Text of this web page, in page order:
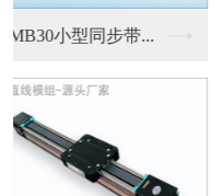
微型伺服电缸